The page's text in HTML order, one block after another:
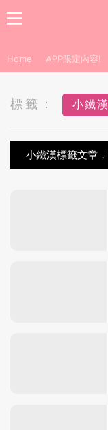
Home APP限定內容!
標籤： 小鐵漢
小鐵漢標籤文章